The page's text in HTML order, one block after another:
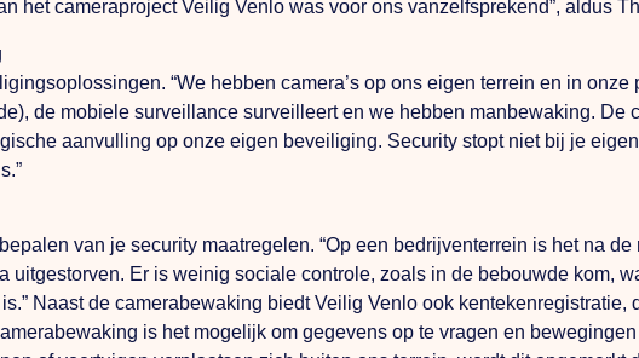
het cameraproject Veilig Venlo was voor ons vanzelfsprekend”, aldus
“We hebben camera’s op ons eigen terrein en in
de mobiele surveillance surveilleert en we hebben manbewaking. De
aanvulling op onze eigen beveiliging. Security stopt niet bij je
van je security maatregelen. “Op een bedrijventerrein is het na
uitgestorven. Er is weinig sociale controle, zoals in de bebouwde kom,
Naast de camerabewaking biedt Veilig Venlo ook kentekenregistratie,
is het mogelijk om gegevens op te vragen en